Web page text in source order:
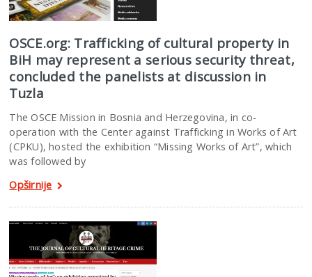
OSCE.org: Trafficking of cultural property in
BiH may represent a serious security threat,
concluded the panelists at discussion in
Tuzla
The OSCE Mission in Bosnia and Herzegovina, in co-
operation with the Center against Trafficking in Works of Art
(CPKU), hosted the exhibition “Missing Works of Art”, which
was followed by
Opširnije